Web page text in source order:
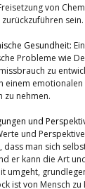
von
sein.
Gesundheit:
Probleme wie
zu
einem
zu nehmen.
und
und
dass man sich
er kann die Art
umgeht,
ist von Mensch